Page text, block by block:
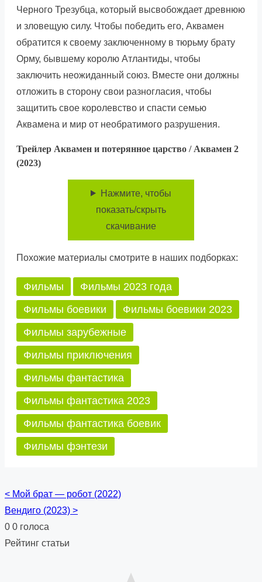
Черного Трезубца, который высвобождает древнюю
и зловещую силу. Чтобы победить его, Аквамен
обратится к своему заключенному в тюрьму брату
Орму, бывшему королю Атлантиды, чтобы
заключить неожиданный союз. Вместе они должны
отложить в сторону свои разногласия, чтобы
защитить свое королевство и спасти семью
Аквамена и мир от необратимого разрушения.
Трейлер Аквамен и потерянное царство / Аквамен 2
(2023)
Нажмите, чтобы
показать/скрыть
скачивание
Похожие материалы смотрите в наших подборках:
Фильмы
Фильмы 2023 года
Фильмы боевики
Фильмы боевики 2023
Фильмы зарубежные
Фильмы приключения
Фильмы фантастика
Фильмы фантастика 2023
Фильмы фантастика боевик
Фильмы фэнтези
Posts
navigation
< Мой брат — робот (2022)
Вендиго (2023) >
0 0 голоса
Рейтинг статьи